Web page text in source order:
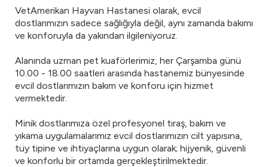
VetAmerikan Hayvan Hastanesi olarak, evcil
dostlarımızın sadece sağlığıyla değil, aynı zamanda bakımı
ve konforuyla da yakından ilgileniyoruz.
Alanında uzman pet kuaförlerimiz, her Çarşamba günü
10.00 - 18.00 saatleri arasında hastanemiz bünyesinde
evcil dostlarımızın bakım ve konforu için hizmet
vermektedir.
Minik dostlarımıza özel profesyonel tıraş, bakım ve
yıkama uygulamalarımız evcil dostlarımızın cilt yapısına,
tüy tipine ve ihtiyaçlarına uygun olarak; hijyenik, güvenli
ve konforlu bir ortamda gerçekleştirilmektedir.